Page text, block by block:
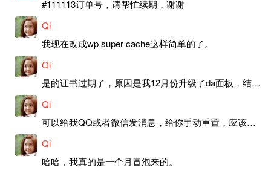
#111113订单号，请帮忙续期，谢谢
Qi
我现在改成wp super cache这样简单的了。
Qi
是的证书过期了，原因是我12月份升级了da面板，结果后台证书就不更新了，目前还在排查问题。切换PHP版本现在没有了，因为DA新版不支持。
Qi
可以给我QQ或者微信发消息，给你手动重置，应该是服务器插件有问题了，这个wp的主题太老了，导致现在好多的问题，网站的签到功能也是因为这个原因导致的。
Qi
哈哈，我真的是一个月冒泡来的。